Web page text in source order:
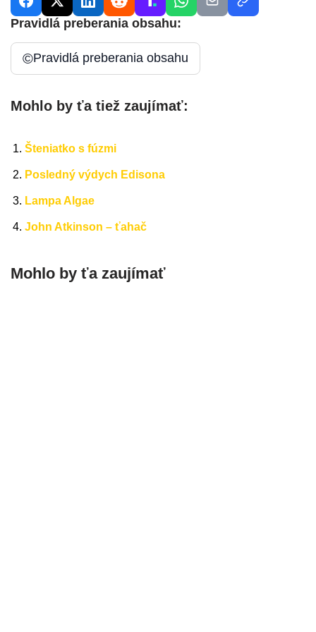
Pravidlá preberania obsahu:
©Pravidlá preberania obsahu
Mohlo by ťa tiež zaujímať:
Šteniatko s fúzmi
Posledný výdych Edisona
Lampa Algae
John Atkinson – ťahač
Mohlo by ťa zaujímať